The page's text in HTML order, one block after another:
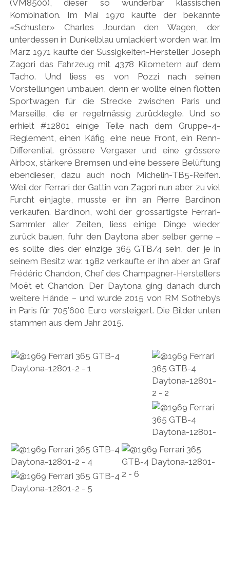
(VM8500), dieser so wunderbar klassischen
Kombination. Im Mai 1970 kaufte der bekannte
«Schuster» Charles Jourdan den Wagen, der
unterdessen in Dunkelblau umlackiert worden war. Im
März 1971 kaufte der Süssigkeiten-Hersteller Joseph
Zagori das Fahrzeug mit 4378 Kilometern auf dem
Tacho. Und liess es von Pozzi nach seinen
Vorstellungen umbauen, denn er wollte einen flotten
Sportwagen für die Strecke zwischen Paris und
Marseille, die er regelmässig zurücklegte. Und so
erhielt #12801 einige Teile nach dem Gruppe-4-
Reglement, einen Käfig, eine neue Front, ein Renn-
Differential. grössere Vergaser und eine grössere
Airbox, stärkere Bremsen und eine bessere Belüftung
ebendieser, dazu auch noch Michelin-TB5-Reifen.
Weil der Ferrari der Gattin von Zagori nun aber zu viel
Furcht einjagte, musste er ihn an Pierre Bardinon
verkaufen. Bardinon, wohl der grossartigste Ferrari-
Sammler aller Zeiten, liess einige Dinge wieder
zurück bauen, fuhr den Daytona aber selber gerne –
es sollte dies der einzige 365 GTB/4 sein, der je in
seinem Besitz war. 1982 verkaufte er ihn aber an Graf
Frédéric Chandon, Chef des Champagner-Herstellers
Moët et Chandon. Der Daytona ging danach durch
weitere Hände – und wurde 2015 von RM Sotheby’s
in Paris für 705’600 Euro versteigert. Die Bilder unten
stammen aus dem Jahr 2015.